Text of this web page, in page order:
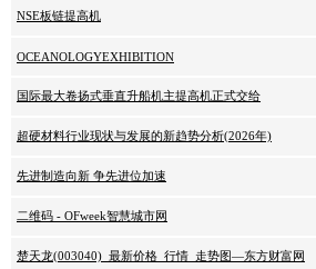
NSE板链提高机
OCEANOLOGYEXHIBITION
国际最大卷扬式垂直升船机主提高机正式交给
超硬材料行业现状与发展的新趋势分析(2026年)
先进制造向新 争先进位加速
二维码 - OFweek智慧城市网
楚天龙(003040)_最新价格_行情_走势图—东方财富网